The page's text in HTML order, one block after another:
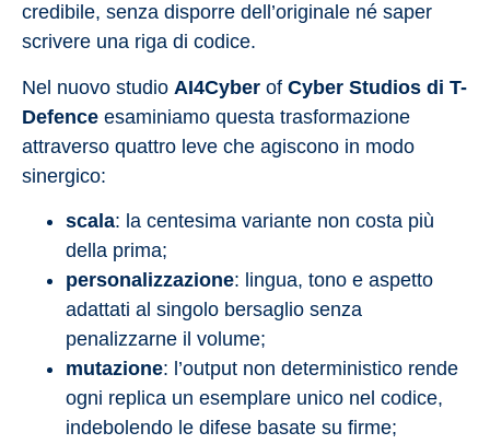
credibile, senza disporre dell’originale né saper
scrivere una riga di codice.
Nel nuovo studio AI4Cyber of Cyber Studios di T-
Defence esaminiamo questa trasformazione
attraverso quattro leve che agiscono in modo
sinergico:
scala: la centesima variante non costa più
della prima;
personalizzazione: lingua, tono e aspetto
adattati al singolo bersaglio senza
penalizzarne il volume;
mutazione: l’output non deterministico rende
ogni replica un esemplare unico nel codice,
indebolendo le difese basate su firme;